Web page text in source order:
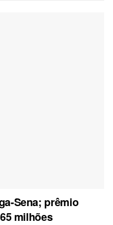
Sena; prêmio
milhões